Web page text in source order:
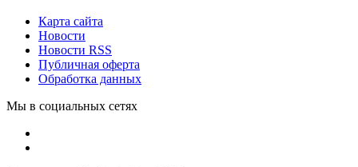
Карта сайта
Новости
Новости RSS
Публичная оферта
Обработка данных
Мы в социальных сетях